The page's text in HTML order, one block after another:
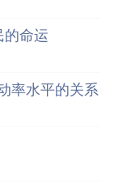
的命运
率水平的关系